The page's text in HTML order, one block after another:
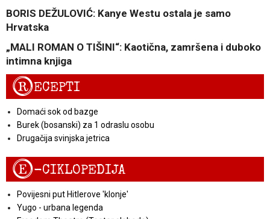
BORIS DEŽULOVIĆ: Kanye Westu ostala je samo
Hrvatska
„MALI ROMAN O TIŠINI“: Kaotična, zamršena i duboko
intimna knjiga
RECEPTI
Domaći sok od bazge
Burek (bosanski) za 1 odraslu osobu
Drugačija svinjska jetrica
E-CIKLOPEDIJA
Povijesni put Hitlerove 'klonje'
Yugo - urbana legenda